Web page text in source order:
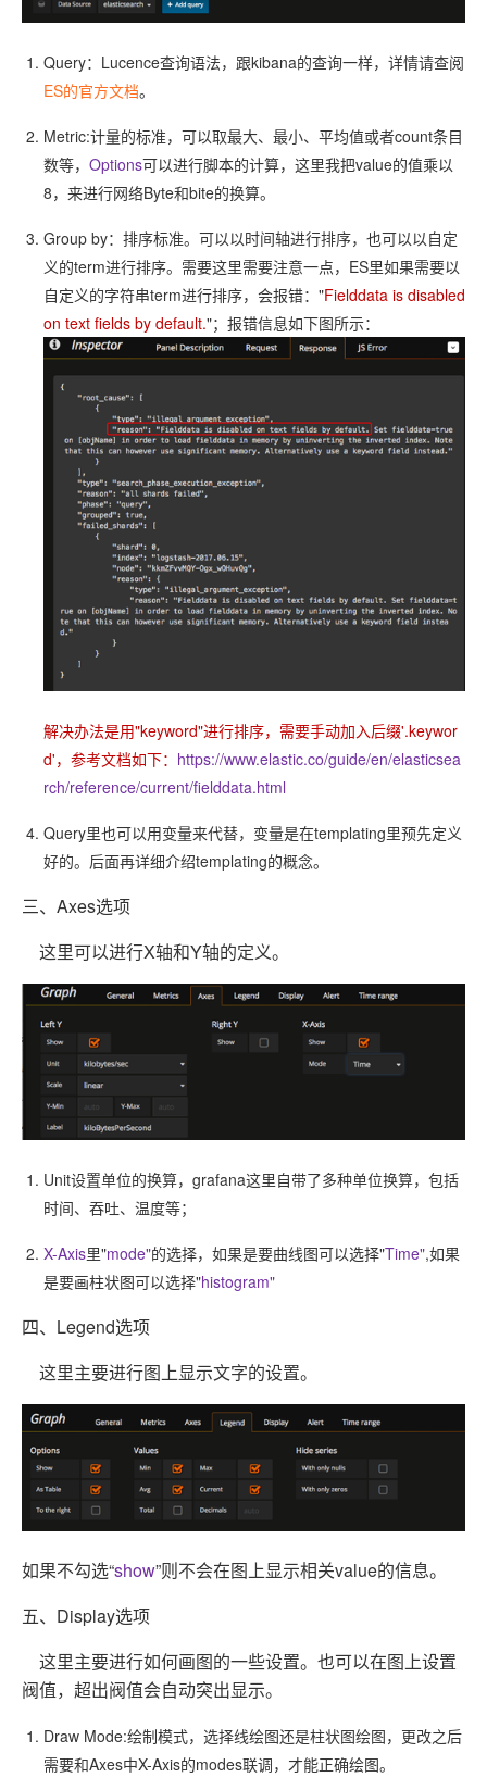
Query：Lucence查询语法，跟kibana的查询一样，详情请查阅
ES的官方文档。
Metric:计量的标准，可以取最大、最小、平均值或者count条目
数等， Options可以进行脚本的计算，这里我把value的值乘以
8，来进行网络Byte和bite的换算。
Group by：排序标准。可以以时间轴进行排序，也可以以自定
义的term进行排序。需要这里需要注意一点，ES里如果需要以
自定义的字符串term进行排序，会报错："Fielddata is disabled
on text fields by default."；报错信息如下图所示：
解决办法是用"keyword"进行排序，需要手动加入后缀'.keywor
d'，参考文档如下： https://www.elastic.co/guide/en/elasticsea
rch/reference/current/fielddata.html
Query里也可以用变量来代替，变量是在templating里预先定义
好的。后面再详细介绍templating的概念。
三、Axes选项
这里可以进行X轴和Y轴的定义。
Unit设置单位的换算，grafana这里自带了多种单位换算，包括
时间、吞吐、温度等；
X-Axis里"mode"的选择，如果是要曲线图可以选择"Time",如果
是要画柱状图可以选择"histogram"
四、Legend选项
这里主要进行图上显示文字的设置。
如果不勾选“show”则不会在图上显示相关value的信息。
五、Display选项
这里主要进行如何画图的一些设置。也可以在图上设置
阀值，超出阀值会自动突出显示。
Draw Mode:绘制模式，选择线绘图还是柱状图绘图，更改之后
需要和Axes中X-Axis的modes联调，才能正确绘图。